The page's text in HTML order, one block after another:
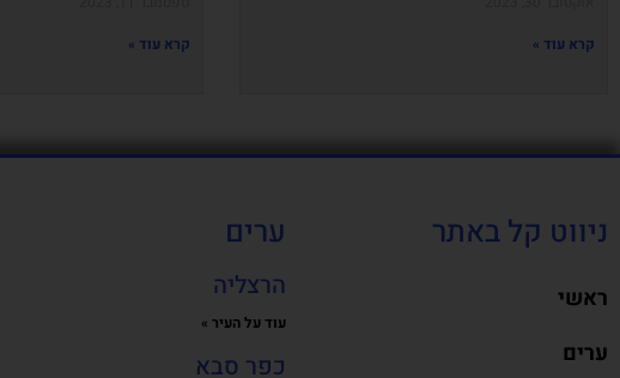
קרא עוד »
קרא עוד »
ניווט קל באתר
ראשי
ערים
ערים
הרצליה
עוד על העיר »
כפר סבא